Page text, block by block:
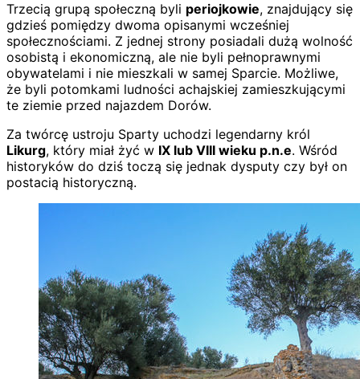
Trzecią grupą społeczną byli periojkowie, znajdujący się
gdzieś pomiędzy dwoma opisanymi wcześniej
społecznościami. Z jednej strony posiadali dużą wolność
osobistą i ekonomiczną, ale nie byli pełnoprawnymi
obywatelami i nie mieszkali w samej Sparcie. Możliwe,
że byli potomkami ludności achajskiej zamieszkującymi
te ziemie przed najazdem Dorów.
Za twórcę ustroju Sparty uchodzi legendarny król
Likurg, który miał żyć w IX lub VIII wieku p.n.e. Wśród
historyków do dziś toczą się jednak dysputy czy był on
postacią historyczną.